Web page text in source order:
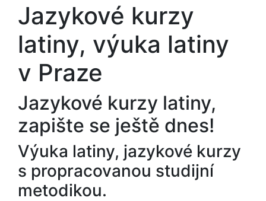
Jazykové kurzy
latiny, výuka latiny
v Praze
Jazykové kurzy latiny,
zapište se ještě dnes!
Výuka latiny, jazykové kurzy
s propracovanou studijní
metodikou.